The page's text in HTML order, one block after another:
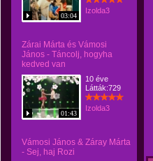
03:04
Izolda3
Zárai Márta és Vámosi
János - Táncolj, hogyha
kedved van
01:43
10 éve
Látták:729
Izolda3
Vámosi János & Záray Márta
- Sej, haj Rozi